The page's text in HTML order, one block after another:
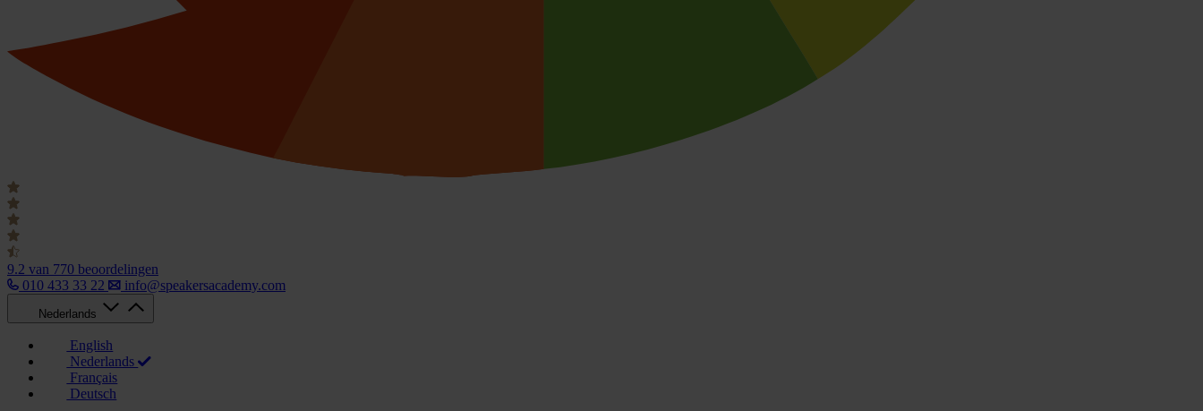
9.2 van 770 beoordelingen
010 433 33 22
info@speakersacademy.com
Nederlands
English
Nederlands
Français
Deutsch